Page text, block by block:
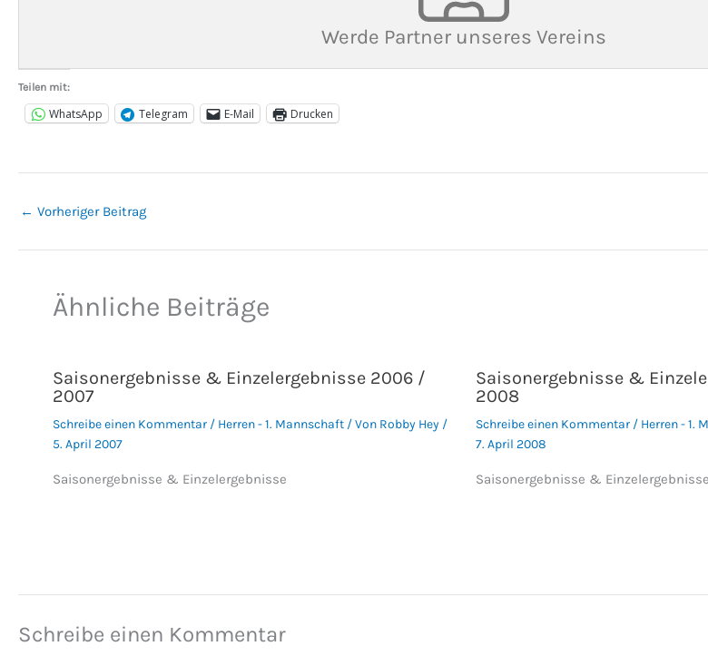
Werde Partner unseres Vereins
Teilen mit:
WhatsApp Telegram E-Mail Drucken
← Vorheriger Beitrag
Ähnliche Beiträge
Saisonergebnisse & Einzelergebnisse 2006 /
2007
Schreibe einen Kommentar / Herren - 1. Mannschaft/ Von Robby Hey /
5. April 2007
Saisonergebnisse & Einzelergebnisse
Saisonergebnisse &
2008
Schreibe einen Kommentar / Herren - 1.
7. April 2008
Saisonergebnisse & Einzelergebnisse
Schreibe einen Kommentar